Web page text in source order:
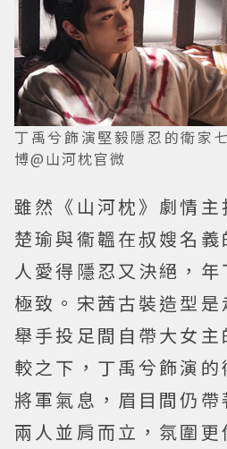
丁禹兮飾演堅毅隱忍的衛家
博@山河枕官微
雖然《山河枕》劇情主
楚瑜與衞韞在叔嫂名
人愛得隱忍又決絕，
極致。宋茜古裝造型是
舉手投足間自帶大女
較之下，丁禹兮飾演
將軍氣息，眉目間仍
兩人並肩而立，氛圍